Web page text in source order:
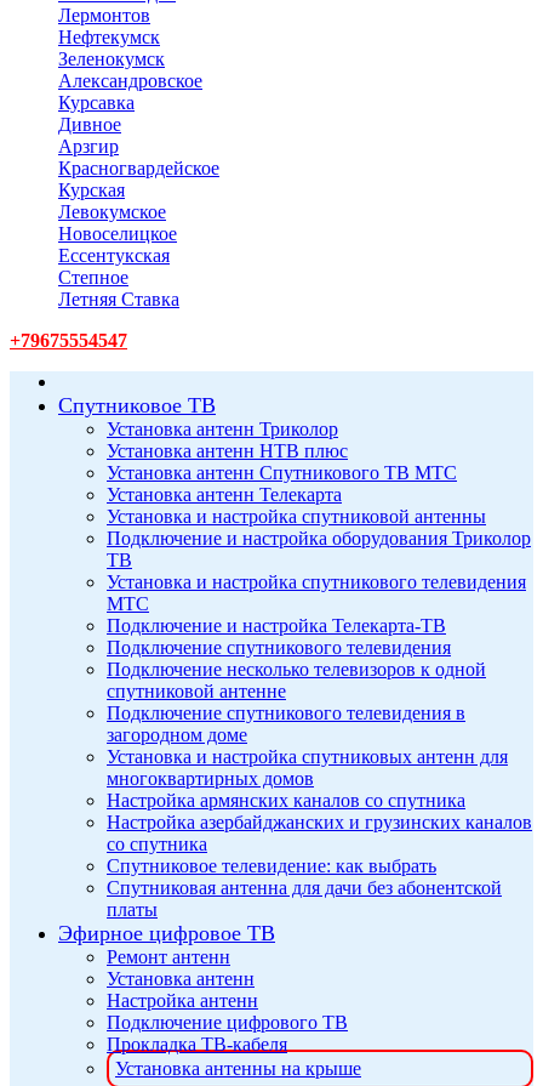
Лермонтов
Нефтекумск
Зеленокумск
Александровское
Курсавка
Дивное
Арзгир
Красногвардейское
Курская
Левокумское
Новоселицкое
Ессентукская
Степное
Летняя Ставка
+79675554547
Спутниковое ТВ
Установка антенн Триколор
Установка антенн НТВ плюс
Установка антенн Спутникового ТВ МТС
Установка антенн Телекарта
Установка и настройка спутниковой антенны
Подключение и настройка оборудования Триколор
ТВ
Установка и настройка спутникового телевидения
МТС
Подключение и настройка Телекарта-ТВ
Подключение спутникового телевидения
Подключение несколько телевизоров к одной
спутниковой антенне
Подключение спутникового телевидения в
загородном доме
Установка и настройка спутниковых антенн для
многоквартирных домов
Настройка армянских каналов со спутника
Настройка азербайджанских и грузинских каналов
со спутника
Спутниковое телевидение: как выбрать
Спутниковая антенна для дачи без абонентской
платы
Эфирное цифровое ТВ
Ремонт антенн
Установка антенн
Настройка антенн
Подключение цифрового ТВ
Прокладка ТВ-кабеля
Установка антенны на крыше